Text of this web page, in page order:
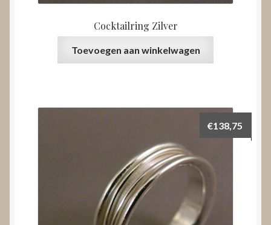
Cocktailring Zilver
Toevoegen aan winkelwagen
€138,75